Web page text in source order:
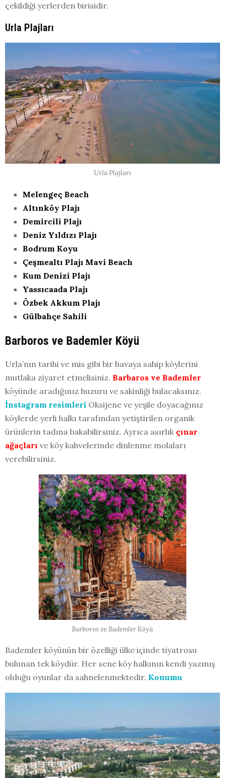
çekildiği yerlerden birisidir.
Urla Plajları
Urla Plajları
Melengeç Beach
Altınköy Plajı
Demircili Plajı
Deniz Yıldızı Plajı
Bodrum Koyu
Çeşmealtı Plajı Mavi Beach
Kum Denizi Plajı
Yassıcaada Plajı
Özbek Akkum Plajı
Gülbahçe Sahili
Barboros ve Bademler Köyü
Urla’nın tarihi ve mis gibi bir havaya sahip köylerini
mutlaka ziyaret etmelisiniz. Barbaros ve Bademler
köyünde aradığınız huzuru ve sakinliği bulacaksınız.
İnstagram resimleri Oksijene ve yeşile doyacağınız
köylerde yerli halkı tarafından yetiştirilen organik
ürünlerin tadına bakabilirsiniz. Ayrıca asırlık çınar
ağaçları ve köy kahvelerinde dinlenme molaları
verebilirsiniz.
Barboros ve Bademler Köyü
Bademler köyünün bir özelliği ülke içinde tiyatrosu
bulunan tek köydür. Her sene köy halkının kendi yazmış
olduğu oyunlar da sahnelenmektedir. Konumu